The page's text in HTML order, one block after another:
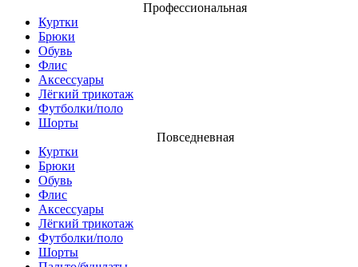
Профессиональная
Куртки
Брюки
Обувь
Флис
Аксессуары
Лёгкий трикотаж
Футболки/поло
Шорты
Повседневная
Куртки
Брюки
Обувь
Флис
Аксессуары
Лёгкий трикотаж
Футболки/поло
Шорты